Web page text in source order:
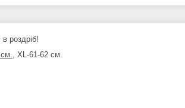
роздріб!
, XL-61-62 см.